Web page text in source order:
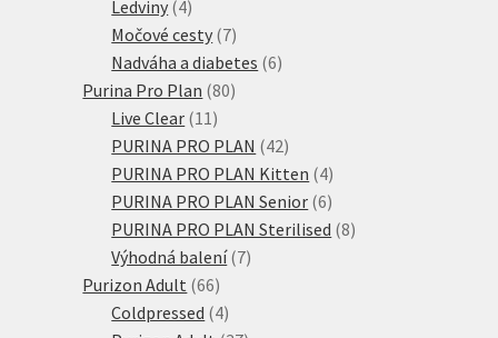
produkty
Ledviny 44
produkty
Močové cesty 77
produktů
Nadváha a diabetes 66
Purina Pro Plan 8080
Live Clear 11 11
produktů
PURINA PRO PLAN 4242
produktů
PURINA PRO PLAN Kitten 44
produkty
PURINA PRO PLAN Senior 66
produktů
PURINA PRO PLAN Sterilised 88
Výhodná balení 77
Purizon Adult 6666
produktů
Coldpressed 44